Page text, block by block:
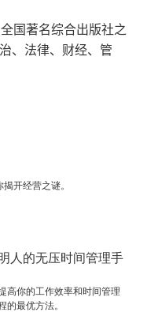
法论
义理解的问题
）
国著名综合出版社之
、法律、财经、管
开经营之谜。
人的无压时间管理手
高你的工作效率和时间管理
的最优方法。